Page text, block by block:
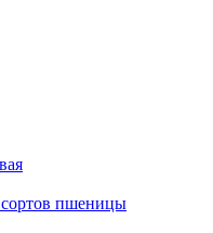
сортов пшеницы